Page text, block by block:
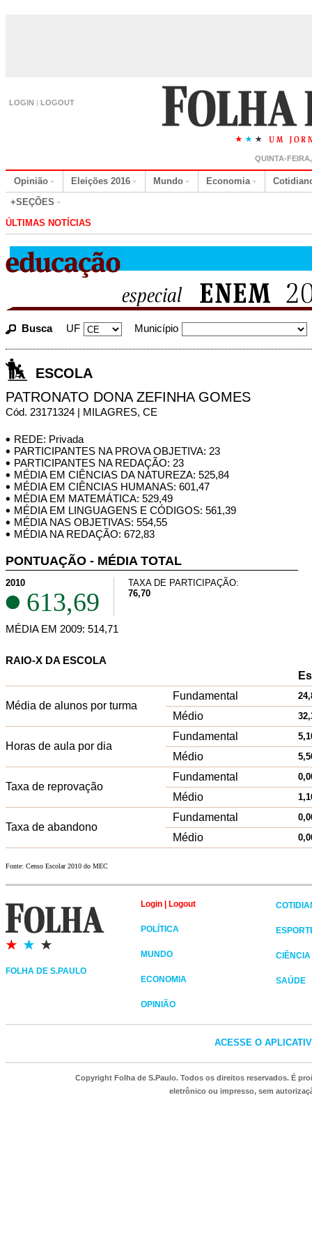
LOGIN | LOGOUT
QUINTA-
Opinião Eleições 2016 Mundo Economia
+SEÇÕES
ÚLTIMAS NOTÍCIAS
Busca UF Município
ESCOLA
PATRONATO DONA ZEFINHA GOMES
Cód. 23171324 | MILAGRES, CE
REDE: Privada
PARTICIPANTES NA PROVA OBJETIVA: 23
PARTICIPANTES NA REDAÇÃO: 23
MÉDIA EM CIÊNCIAS DA NATUREZA: 525,84
MÉDIA EM CIÊNCIAS HUMANAS: 601,47
MÉDIA EM MATEMÁTICA: 529,49
MÉDIA EM LINGUAGENS E CÓDIGOS: 561,39
MÉDIA NAS OBJETIVAS: 554,55
MÉDIA NA REDAÇÃO: 672,83
PONTUAÇÃO - MÉDIA TOTAL
2010
613,69
TAXA DE PARTICIPAÇÃO:
76,70
MÉDIA EM 2009: 514,71
RAIO-X DA ESCOLA
Média de alunos por turma
Fundamental
Médio
Horas de aula por dia
Fundamental
Médio
Taxa de reprovação
Fundamental
Médio
Taxa de abandono
Fundamental
Médio
Fonte: Censo Escolar 2010 do MEC
FOLHA DE S.PAULO
Login Logout
POLÍTICA
MUNDO
ECONOMIA
OPINIÃO
CIÊNCIA
SAÚDE
ACESSE O
Copyright Folha de S.Paulo. Todos os direitos reservados. É
eletrônico ou impresso, sem